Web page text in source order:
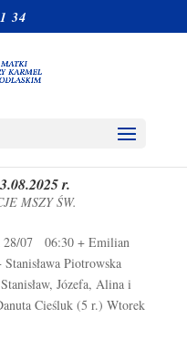
34
r.
MSZY ŚW.
28/07 06:30 + Emilian
Piotrowska
Józefa, Alina i
Cieśluk (5 r.) Wtorek